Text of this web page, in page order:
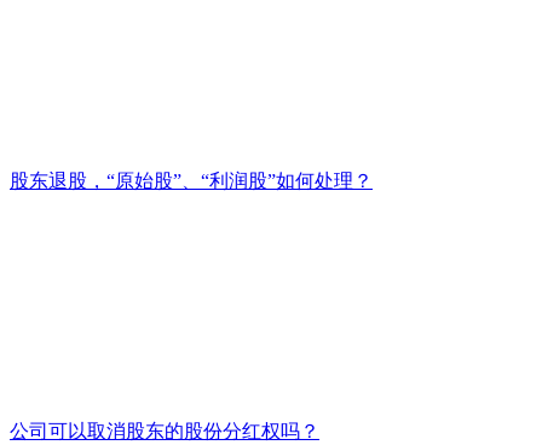
股东退股，“原始股”、“利润股”如何处理？
公司可以取消股东的股份分红权吗？